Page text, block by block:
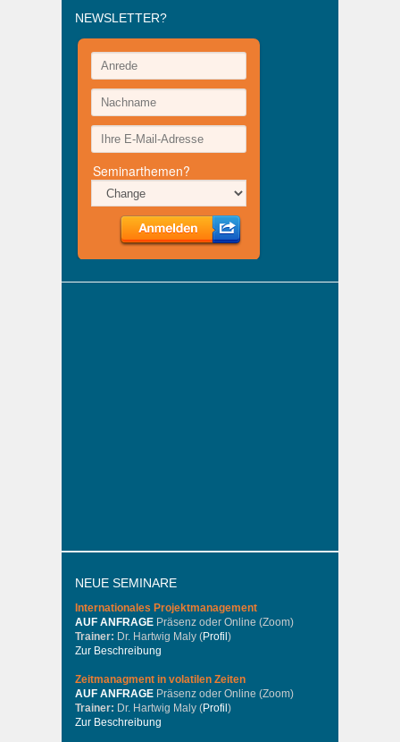
NEWSLETTER?
NEUE SEMINARE
Internationales Projektmanagement
AUF ANFRAGE Präsenz oder Online (Zoom)
Trainer: Dr. Hartwig Maly (Profil )
Zur Beschreibung
Zeitmanagment in volatilen Zeiten
AUF ANFRAGE Präsenz oder Online (Zoom)
Trainer: Dr. Hartwig Maly (Profil )
Zur Beschreibung